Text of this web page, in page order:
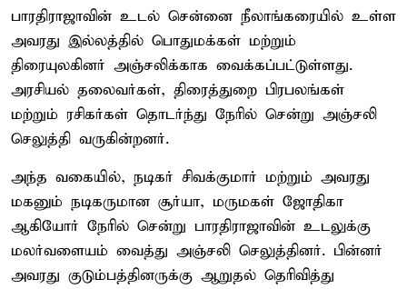
பாரதிராஜாவின் உடல் சென்னை நீலாங்கரையில் உள்ள
அவரது இல்லத்தில் பொதுமக்கள் மற்றும்
திரையுலகினர் அஞ்சலிக்காக வைக்கப்பட்டுள்ளது.
அரசியல் தலைவர்கள், திரைத்துறை பிரபலங்கள்
மற்றும் ரசிகர்கள் தொடர்ந்து நேரில் சென்று அஞ்சலி
செலுத்தி வருகின்றனர்.
அந்த வகையில், நடிகர் சிவக்குமார் மற்றும் அவரது
மகனும் நடிகருமான சூர்யா, மருமகள் ஜோதிகா
ஆகியோர் நேரில் சென்று பாரதிராஜாவின் உடலுக்கு
மலர்வளையம் வைத்து அஞ்சலி செலுத்தினர். பின்னர்
அவரது குடும்பத்தினருக்கு ஆறுதல் தெரிவித்து